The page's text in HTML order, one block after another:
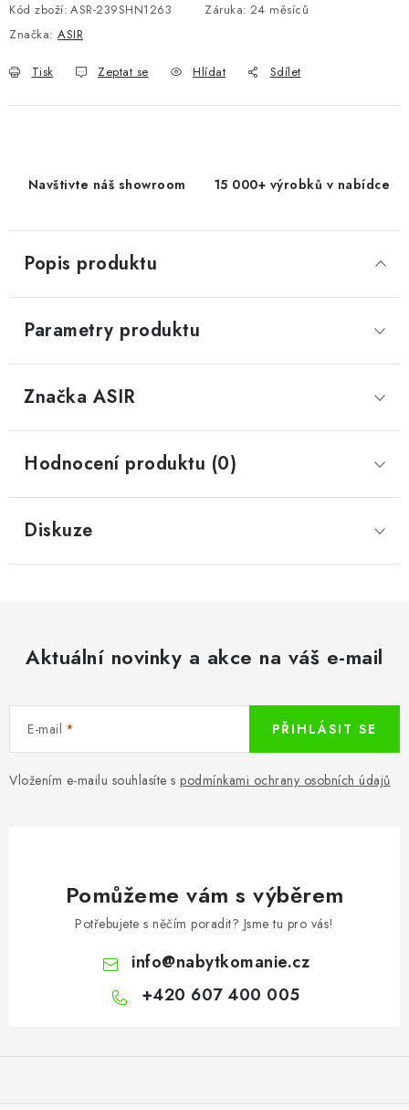
Kód zboží: ASR-239SHN1263 Záruka: 24 měsíců
Značka: ASIR
Tisk Zeptat se Hlídat Sdílet
Navštivte náš showroom 15 000+ výrobků v nabídce
Popis produktu
Parametry produktu
Značka ASIR
Hodnocení produktu (0)
Diskuze
Aktuální novinky a akce na váš e-mail
E-mail
Vložením e-mailu souhlasíte s podmínkami ochrany osobních údajů
PŘIHLÁSIT SE
Pomůžeme vám s výběrem
Potřebujete s něčím poradit? Jsme tu pro vás!
info@nabytkomanie.cz
+420 607 400 005